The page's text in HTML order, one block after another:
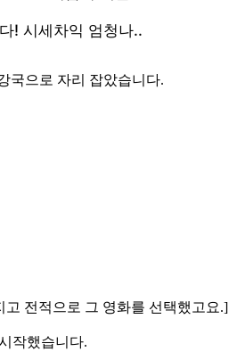
국으로 자리 잡았습니다.
고 전적으로 그 영화를 선택했고요.]
작했습니다.